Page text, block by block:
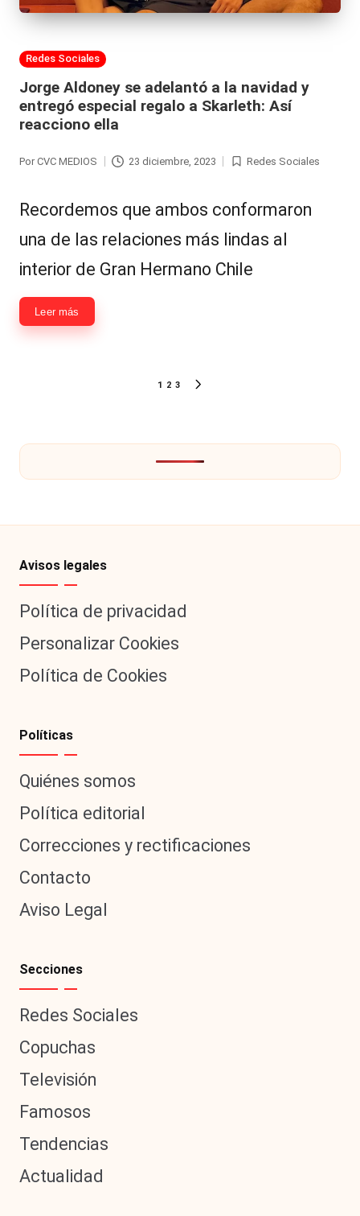
Publicada
Redes Sociales
Jorge Aldoney se adelantó a la navidad y
entregó especial regalo a Skarleth: Así
reacciono ella
Por CVC MEDIOS 23 diciembre, 2023
Publicada
Redes Sociales
Recordemos que ambos conformaron
una de las relaciones más lindas al
interior de Gran Hermano Chile
Leer más
1 2 3
Avisos legales
Política de privacidad
Personalizar Cookies
Política de Cookies
Políticas
Quiénes somos
Política editorial
Correcciones y rectificaciones
Contacto
Aviso Legal
Secciones
Redes Sociales
Copuchas
Televisión
Famosos
Tendencias
Actualidad